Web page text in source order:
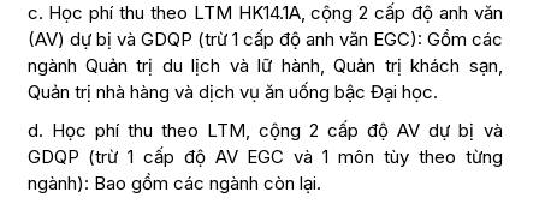
c. Học phí thu theo LTM HK14.1A, cộng 2 cấp độ anh văn
(AV) dự bị và GDQP (trừ 1 cấp độ anh văn EGC): Gồm các
ngành Quản trị du lịch và lữ hành, Quản trị khách sạn,
Quản trị nhà hàng và dịch vụ ăn uống bậc Đại học.
d. Học phí thu theo LTM, cộng 2 cấp độ AV dự bị và
GDQP (trừ 1 cấp độ AV EGC và 1 môn tùy theo từng
ngành): Bao gồm các ngành còn lại.